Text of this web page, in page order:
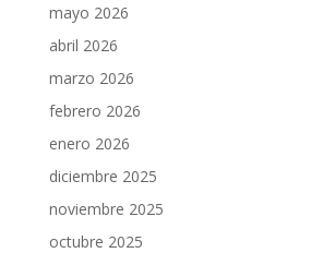
mayo 2026
abril 2026
marzo 2026
febrero 2026
enero 2026
diciembre 2025
noviembre 2025
octubre 2025